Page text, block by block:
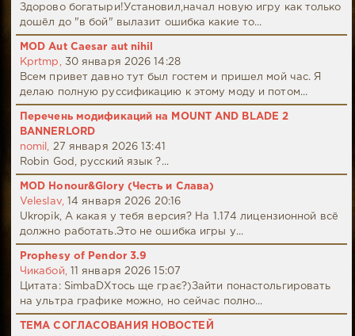
Здорово богатыри!Установил,начал новую игру как только
дошёл до "в бой" вылазит ошибка какие то...
MOD Aut Caesar aut nihil
Kprtmp, 30 января 2026 14:28
Всем привет давно тут был гостем и пришел мой час. Я
делаю полную руссификацию к этому моду и потом...
Перечень модификаций на MOUNT AND BLADE 2
BANNERLORD
nomil, 27 января 2026 13:41
Robin God, русский язык ?...
MOD Honour&Glory (Честь и Слава)
Veleslav,
14 января 2026 20:16
Ukropik, А какая у тебя версия? На 1.174 лицензионной всё
должно работать.Это не ошибка игры у...
Prophesy of Pendor 3.9
Чикабой,
11 января 2026 15:07
Цитата: SimbaDХтось ще грає?)Зайти понастольгировать
на ультра графике можно, но сейчас полно...
ТЕМА СОГЛАСОВАНИЯ НОВОСТЕЙ